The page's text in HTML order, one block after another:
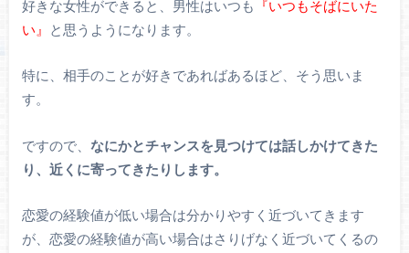
好きな女性ができると、男性はいつも 『いつもそばにいた
い』
と思うようになります。
特に、相手のことが好きであればあるほど、そう思いま
す。
ですので、 なにかとチャンスを見つけては話しかけてきた
り、近くに寄ってきたりします。
恋愛の経験値が低い場合は分かりやすく近づいてきます
が、恋愛の経験値が高い場合はさりげなく近づいてくるの